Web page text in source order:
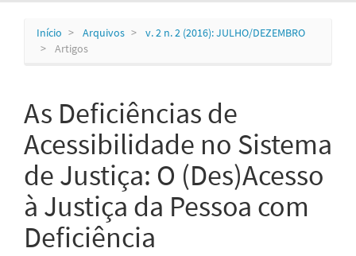
Início Arquivos
v. 2 n. 2 (2016): JULHO/DEZEMBRO
Artigos
As Deficiências de
Acessibilidade no Sistema
de Justiça: O (Des)Acesso
à Justiça da Pessoa com
Deficiência